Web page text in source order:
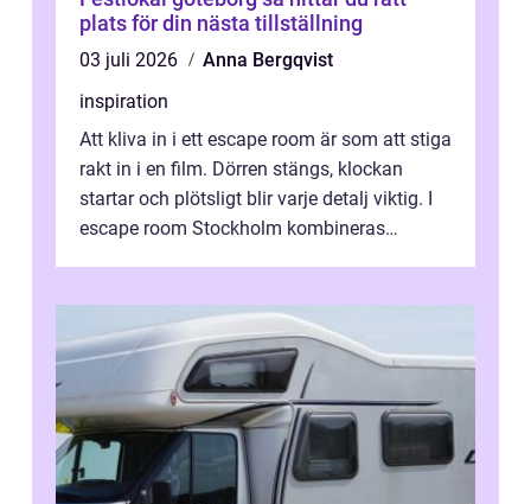
plats för din nästa tillställning
03 juli 2026
Anna Bergqvist
inspiration
Att kliva in i ett escape room är som att stiga
rakt in i en film. Dörren stängs, klockan
startar och plötsligt blir varje detalj viktig. I
escape room Stockholm kombineras